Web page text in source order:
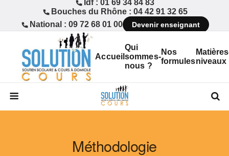
Idf : 01 69 34 84 83
Bouches du Rhône : 04 42 91 32 65
National : 09 72 68 01 00
Devenir enseignant
Accueil
Qui
sommes-
nous ?
Nos
formulesniveaux
Méthodologie